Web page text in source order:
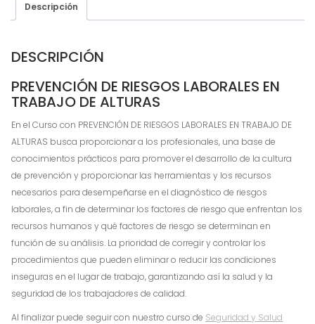
Alturas
Descripción
DESCRIPCIÓN
PREVENCIÓN DE RIESGOS LABORALES EN
TRABAJO DE ALTURAS
En el Curso con PREVENCIÓN DE RIESGOS LABORALES EN TRABAJO DE
ALTURAS busca proporcionar a los profesionales, una base de
conocimientos prácticos para promover el desarrollo de la cultura
de prevención y proporcionar las herramientas y los recursos
necesarios para desempeñarse en el diagnóstico de riesgos
laborales, a fin de determinar los factores de riesgo que enfrentan los
recursos humanos y qué factores de riesgo se determinan en
función de su análisis. La prioridad de corregir y controlar los
procedimientos que pueden eliminar o reducir las condiciones
inseguras en el lugar de trabajo, garantizando así la salud y la
seguridad de los trabajadores de calidad.
Al finalizar puede seguir con nuestro curso de Seguridad y Salud